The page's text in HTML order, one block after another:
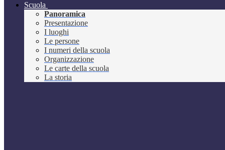
Scuola
Panoramica
Presentazione
I luoghi
Le persone
I numeri della scuola
Organizzazione
Le carte della scuola
La storia